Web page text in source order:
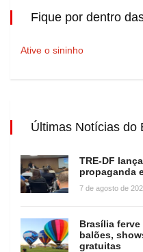
Fique por dentro
Ative o sininho
Últimas Notícias do
TRE-DF
propaganda
7 de agosto de
Brasília
balões,
gratuitas